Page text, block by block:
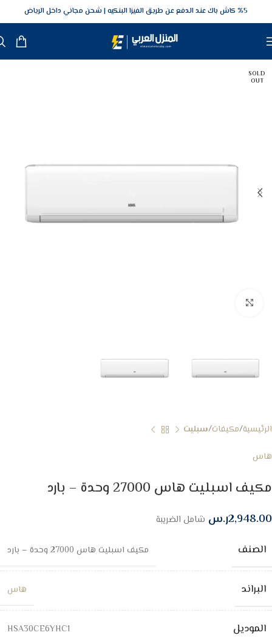
5‎% كاش باك عند الدفع عن طريق الفيزا البنكيه شحن مجاني داخل الرياض
SOLD
OUT
الرئيسية مكيفات سبليت
هاس
مكيف اسبليت هاس 27000 وحدة – بارد
2,948.00ر.س شامل الضريبة
الصنف مكيف اسبليت هاس 27000 وحدة – بارد
البراند هاس
الموديل HSA30CE6YHC1